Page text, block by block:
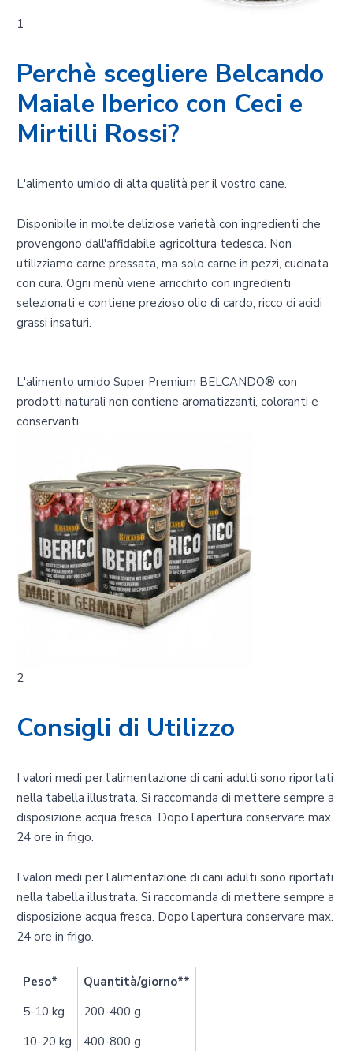
1
Perchè scegliere Belcando
Maiale Iberico con Ceci e
Mirtilli Rossi?
L'alimento umido di alta qualità per il vostro cane.
Disponibile in molte deliziose varietà con ingredienti che
provengono dall'affidabile agricoltura tedesca. Non
utilizziamo carne pressata, ma solo carne in pezzi, cucinata
con cura. Ogni menù viene arricchito con ingredienti
selezionati e contiene prezioso olio di cardo, ricco di acidi
grassi insaturi.
L'alimento umido Super Premium BELCANDO® con
prodotti naturali non contiene aromatizzanti, coloranti e
conservanti.
2
Consigli di Utilizzo
I valori medi per l’alimentazione di cani adulti sono riportati
nella tabella illustrata. Si raccomanda di mettere sempre a
disposizione acqua fresca. Dopo l'apertura conservare max.
24 ore in frigo.
I valori medi per l’alimentazione di cani adulti sono riportati
nella tabella illustrata. Si raccomanda di mettere sempre a
disposizione acqua fresca. Dopo l’apertura conservare max.
24 ore in frigo.
Peso*
Quantità/giorno**
5-10 kg
200-400 g
10-20 kg
400-800 g